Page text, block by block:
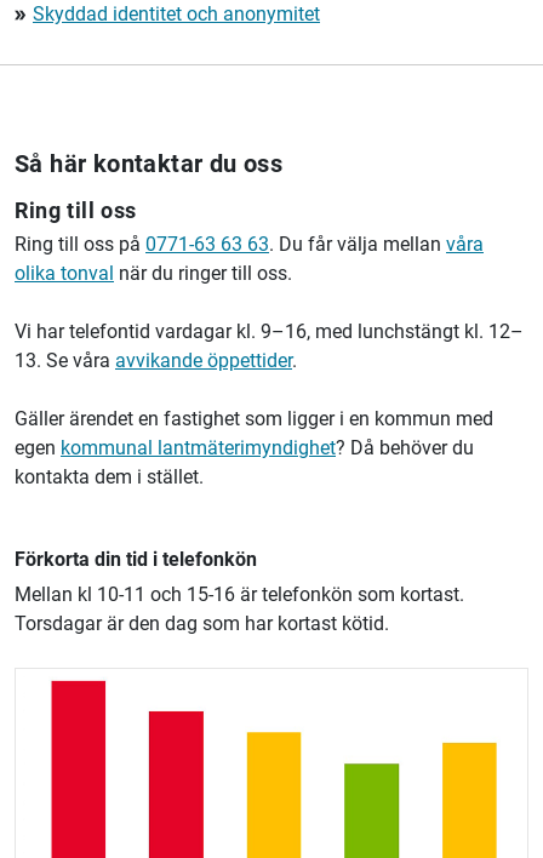
double_arrow Skyddad identitet och anonymitet
Så här kontaktar du oss
Ring till oss
Ring till oss på 0771-63 63 63. Du får välja mellan våra
olika tonval när du ringer till oss.
Vi har telefontid vardagar kl. 9–16, med lunchstängt kl. 12–
13. Se våra avvikande öppettider.
Gäller ärendet en fastighet som ligger i en kommun med
egen kommunal lantmäterimyndighet? Då behöver du
kontakta dem i stället.
Förkorta din tid i telefonkön
Mellan kl 10-11 och 15-16 är telefonkön som kortast.
Torsdagar är den dag som har kortast kötid.